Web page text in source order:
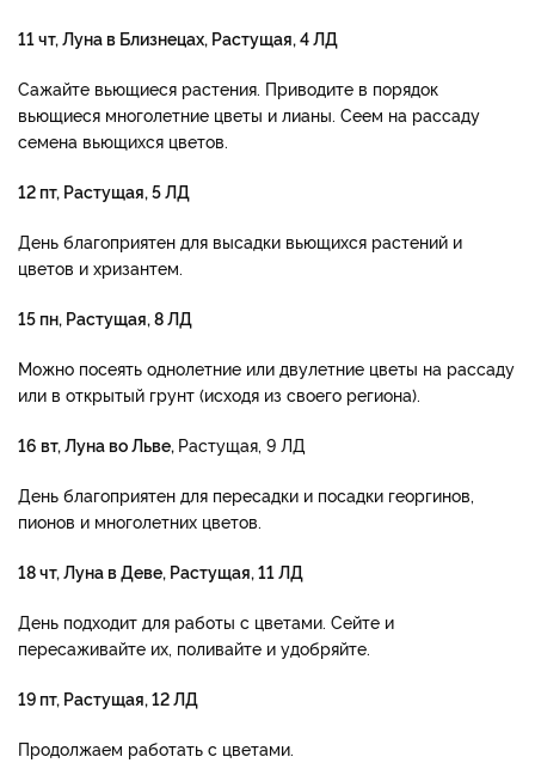
11 чт, Луна в Близнецах, Растущая, 4 ЛД
Сажайте вьющиеся растения. Приводите в порядок
вьющиеся многолетние цветы и лианы. Сеем на рассаду
семена вьющихся цветов.
12 пт, Растущая, 5 ЛД
День благоприятен для высадки вьющихся растений и
цветов и хризантем.
15 пн, Растущая, 8 ЛД
Можно посеять однолетние или двулетние цветы на рассаду
или в открытый грунт (исходя из своего региона).
16 вт, Луна во Льве, Растущая, 9 ЛД
День благоприятен для пересадки и посадки георгинов,
пионов и многолетних цветов.
18 чт, Луна в Деве, Растущая, 11 ЛД
День подходит для работы с цветами. Сейте и
пересаживайте их, поливайте и удобряйте.
19 пт, Растущая, 12 ЛД
Продолжаем работать с цветами.